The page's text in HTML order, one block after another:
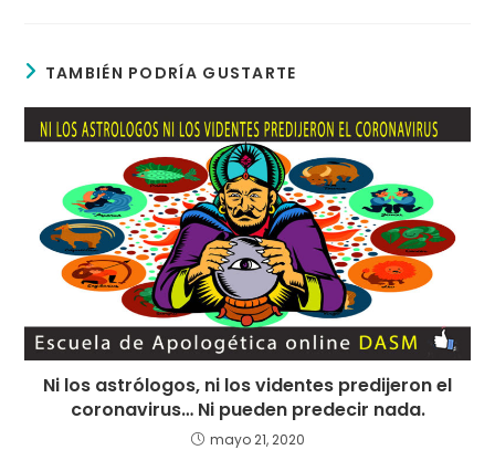
TAMBIÉN PODRÍA GUSTARTE
Ni los astrólogos, ni los videntes predijeron el
coronavirus… Ni pueden predecir nada.
mayo 21, 2020